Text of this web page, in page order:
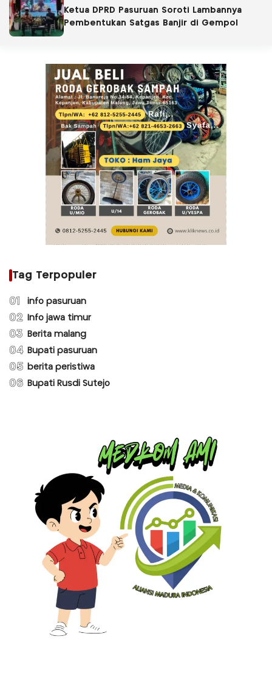
Ketua DPRD Pasuruan Soroti Lambannya
Pembentukan Satgas Banjir di Gempol
Tag Terpopuler
01 info pasuruan
02 Info jawa timur
03 Berita malang
04 Bupati pasuruan
05 berita peristiwa
06 Bupati Rusdi Sutejo